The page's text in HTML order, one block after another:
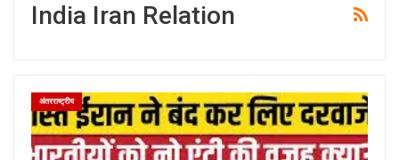
India Iran Relation
अंतरराष्ट्रीय